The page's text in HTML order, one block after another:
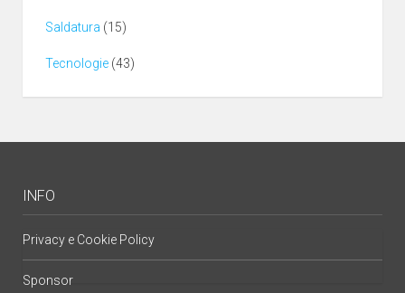
Saldatura (15)
Tecnologie (43)
INFO
Privacy e Cookie Policy
Sponsor